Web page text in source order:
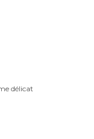
délicat